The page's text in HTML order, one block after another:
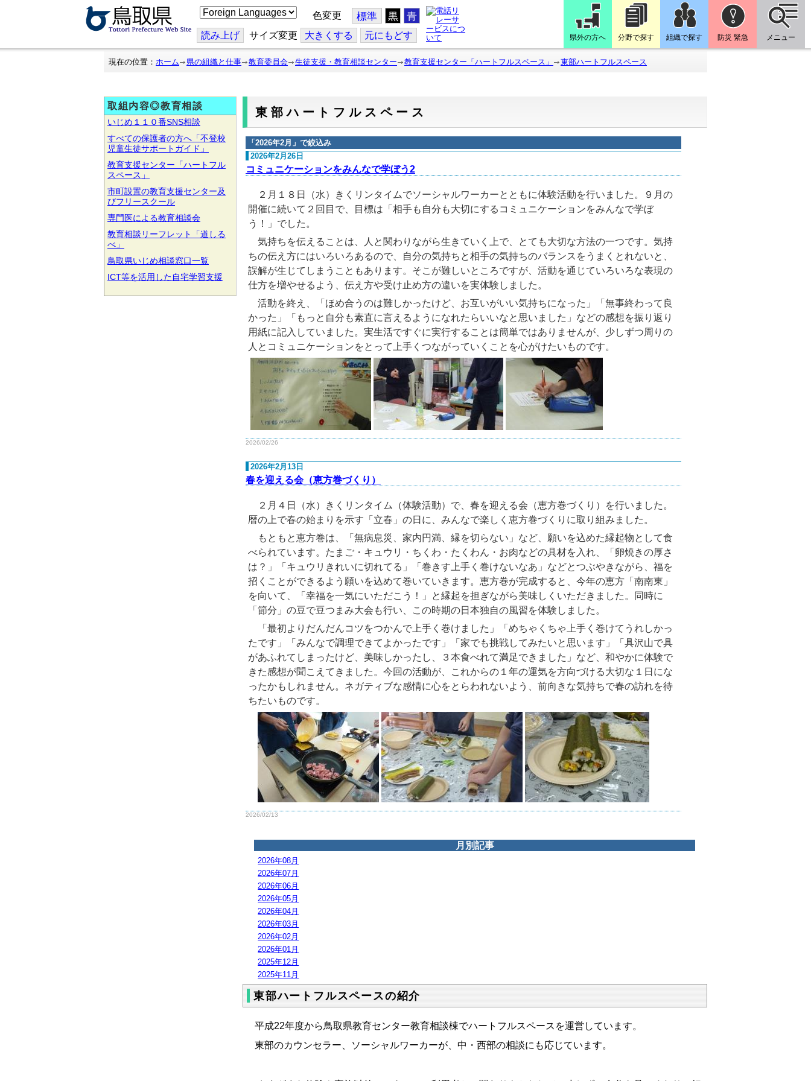
こ
の
ジ
を
翻
色変更 標準 黒 青
読み上げ サイズ変更 大きくする 元にもどす 県外の方へ 分野で探す 組織で探す 防災 緊急 メニュー
現在の位置： ホーム 県の組織と仕事 教育委員会 生徒支援・教育相談センター 教育支援センター「ハートフルスペース」 東部ハートフルスペース
取組内容◎教育相談
いじめ１１０番SNS相談
すべての保護者の方へ「不登校
児童生徒サポートガイド」
教育支援センター「ハートフル
スペース」
市町設置の教育支援センター及
びフリースクール
専門医による教育相談会
教育相談リーフレット「道しる
べ」
鳥取県いじめ相談窓口一覧
ICT等を活用した自宅学習支援
東部ハートフルスペース
「 2026年2月 」で絞込み
2026年2月26日
コミュニケーションをみんなで学ぼう2
２月１８日（水）きくリンタイムでソーシャルワーカーとともに体験活動を行いました。９月の
開催に続いて２回目で、目標は「相手も自分も大切にするコミュニケーションをみんなで学ぼ
う！」でした。
気持ちを伝えることは、人と関わりながら生きていく上で、とても大切な方法の一つです。気持
ちの伝え方にはいろいろあるので、自分の気持ちと相手の気持ちのバランスをうまくとれないと、
誤解が生じてしまうこともあります。そこが難しいところですが、活動を通じていろいろな表現の
仕方を増やせるよう、伝え方や受け止め方の違いを実体験しました。
活動を終え、「ほめ合うのは難しかったけど、お互いがいい気持ちになった」「無事終わって良
かった」「もっと自分も素直に言えるようになれたらいいなと思いました」などの感想を振り返り
用紙に記入していました。実生活ですぐに実行することは簡単ではありませんが、少しずつ周りの
人とコミュニケーションをとって上手くつながっていくことを心がけたいものです。
2026/02/26
2026年2月13日
春を迎える会（恵方巻づくり）
２月４日（水）きくリンタイム（体験活動）で、春を迎える会（恵方巻づくり）を行いました。
暦の上で春の始まりを示す「立春」の日に、みんなで楽しく恵方巻づくりに取り組みました。
もともと恵方巻は、「無病息災、家内円満、縁を切らない」など、願いを込めた縁起物として食
べられています。たまご・キュウリ・ちくわ・たくわん・お肉などの具材を入れ、「卵焼きの厚さ
は？」「キュウリきれいに切れてる」「巻きす上手く巻けないなあ」などとつぶやきながら、福を
招くことができるよう願いを込めて巻いていきます。恵方巻が完成すると、今年の恵方「南南東」
を向いて、「幸福を一気にいただこう！」と縁起を担ぎながら美味しくいただきました。同時に
「節分」の豆で豆つまみ大会も行い、この時期の日本独自の風習を体験しました。
「最初よりだんだんコツをつかんで上手く巻けました」「めちゃくちゃ上手く巻けてうれしかっ
たです」「みんなで調理できてよかったです」「家でも挑戦してみたいと思います」「具沢山で具
があふれてしまったけど、美味しかったし、３本食べれて満足できました」など、和やかに体験で
きた感想が聞こえてきました。今回の活動が、これからの１年の運気を方向づける大切な１日にな
ったかもしれません。ネガティブな感情に心をとらわれないよう、前向きな気持ちで春の訪れを待
ちたいものです。
2026/02/13
月別記事
2026年08月
2026年07月
2026年06月
2026年05月
2026年04月
2026年03月
2026年02月
2026年01月
2025年12月
2025年11月
東部ハートフルスペースの紹介
平成22年度から鳥取県教育センター教育相談棟でハートフルスペースを運営しています。
東部のカウンセラー、ソーシャルワーカーが、中・西部の相談にも応じています。